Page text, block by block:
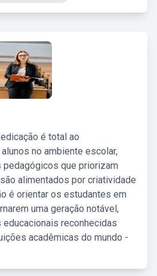
é total ao
no ambiente escolar,
que priorizam
alimentados por criatividade
é orientar os estudantes em
uma geração notável,
reconhecidas
acadêmicas do mundo -